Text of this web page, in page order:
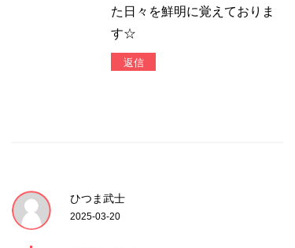
た日々を鮮明に覚えておりま
す☆
返信
ひつま武士
2025-03-20